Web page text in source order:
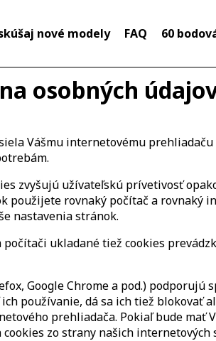
osobných
Vášmu internetovému
zvyšujú užívateľskú prívetivosť
použijete rovnaký počítač a rovnaký
nastavenia stránok.
ukladané tiež cookies
Google Chrome a pod.) podporujú
používanie, dá sa ich tiež
prehliadača. Pokiaľ bude mať
zo strany našich internetových
nové modely FAQ 60